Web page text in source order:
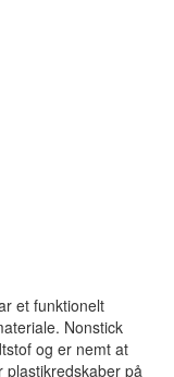
et funktionelt
Nonstick
og er nemt at
på